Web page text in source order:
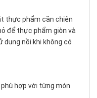
thực phẩm cần chiên
để thực phẩm giòn và
dụng nồi khi không có
hợp với từng món